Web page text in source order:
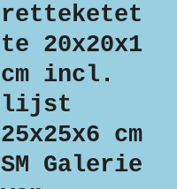
retteketet
te 20x20x1
cm incl.
lijst
25x25x6 cm
SM Galerie